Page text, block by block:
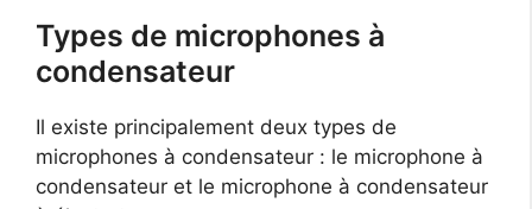
Types de microphones à
condensateur
Il existe principalement deux types de
microphones à condensateur : le microphone à
condensateur et le microphone à condensateur